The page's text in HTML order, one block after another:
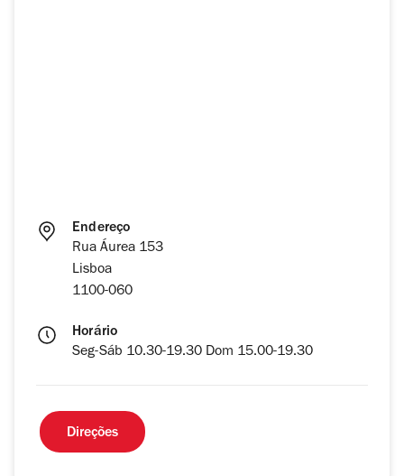
Endereço
Rua Áurea 153
Lisboa
1100-060
Horário
Seg-Sáb 10.30-19.30 Dom 15.00-19.30
Direções